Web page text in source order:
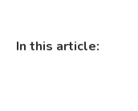
In this article: